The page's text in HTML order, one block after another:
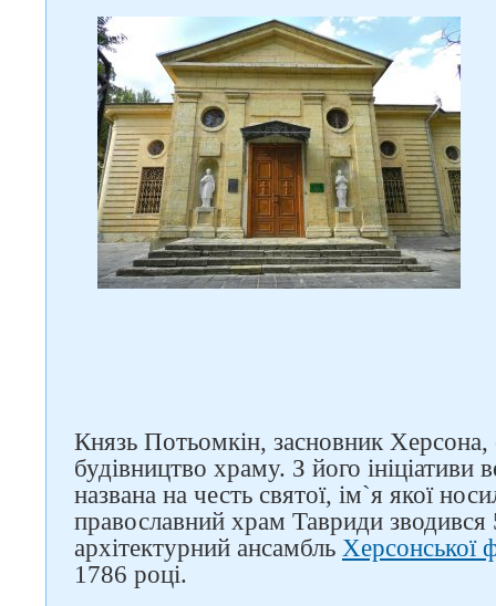
Князь Потьомкін, засновник
будівництво храму. З його ініціативи
названа на честь святої, ім`я якої
православний храм Тавриди зводився
архітектурний ансамбль Херсонської
1786 році.